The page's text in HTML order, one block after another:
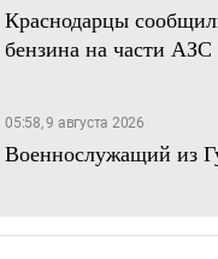
Краснодарцы
бензина на части АЗС
05:58, 9 августа 2026
Военнослужащий из